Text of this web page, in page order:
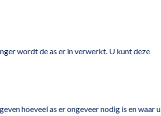
wordt de as er in verwerkt. U kunt deze
hoeveel as er ongeveer nodig is en waar u